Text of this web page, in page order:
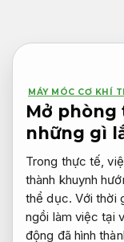
MÁY MÓC CƠ KHÍ
Mở phòng
những gì
Trong thực tế,
thành khuynh
thể dục. Với thời
ngồi làm việc tại
động đã hình